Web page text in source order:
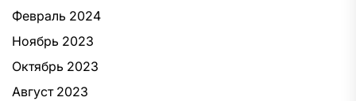
Февраль 2024
Ноябрь 2023
Октябрь 2023
Август 2023